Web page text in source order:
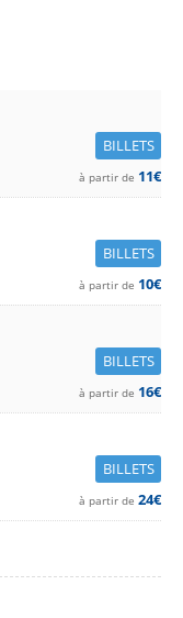
BILLETS
à partir de 11€
BILLETS
à partir de 10€
BILLETS
à partir de 16€
BILLETS
à partir de 24€